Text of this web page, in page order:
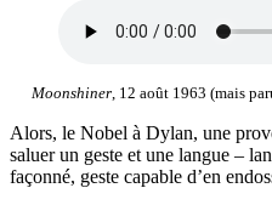
Moonshiner , 12 août 1963 (mais
Alors, le Nobel à Dylan, une
saluer un geste et une langue –
façonné, geste capable d’en